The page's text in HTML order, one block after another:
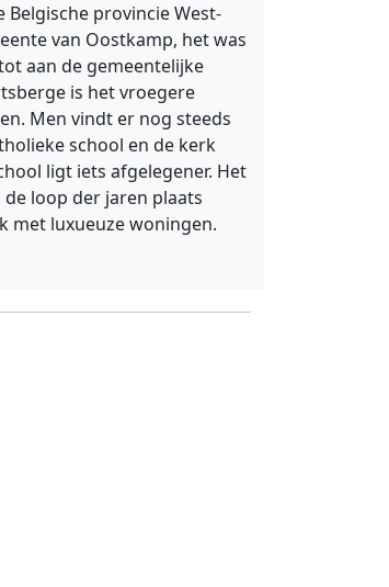
provincie West-
van Oostkamp, het was
aan de gemeentelijke
is het vroegere
Men vindt er nog steeds
school en de kerk
ligt iets afgelegener. Het
loop der jaren plaats
met luxueuze woningen.